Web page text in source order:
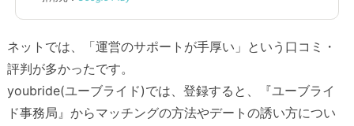
ネットでは、「運営のサポートが手厚い」という口コミ・
評判が多かったです。
youbride(ユーブライド)では、登録すると、『ユーブライ
ド事務局』からマッチングの方法やデートの誘い方につい